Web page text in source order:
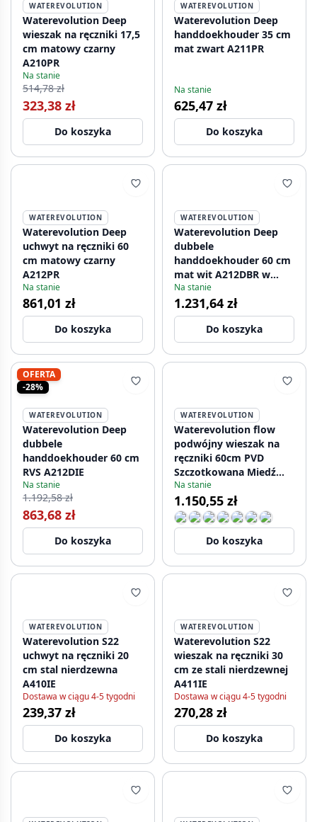
WATEREVOLUTION
Waterevolution Deep
wieszak na ręczniki 17,5
cm matowy czarny
A210PR
Na stanie
514,78 zł
323,38 zł
Do koszyka
WATEREVOLUTION
Waterevolution Deep
handdoekhouder 35 cm
mat zwart A211PR
Na stanie
625,47 zł
Do koszyka
WATEREVOLUTION
Waterevolution Deep
uchwyt na ręczniki 60
cm matowy czarny
A212PR
Na stanie
861,01 zł
Do koszyka
WATEREVOLUTION
Waterevolution Deep
dubbele
handdoekhouder 60 cm
mat wit A212DBR w
tłumaczeniu na język
polski to:
Waterevolution Deep
podwójny uchwyt na
ręczniki 60 cm matowy
biały A212DBR
Na stanie
1.231,64 zł
Do koszyka
OFERTA
-28%
WATEREVOLUTION
Waterevolution Deep
dubbele
handdoekhouder 60 cm
RVS A212DIE
Na stanie
1.192,58 zł
863,68 zł
Do koszyka
WATEREVOLUTION
Waterevolution flow
podwójny wieszak na
ręczniki 60cm PVD
Szczotkowana Miedź
A112DCPE
Na stanie
1.150,55 zł
Do koszyka
WATEREVOLUTION
Waterevolution S22
uchwyt na ręczniki 20
cm stal nierdzewna
A410IE
Dostawa w ciągu 4-5 tygodni
239,37 zł
Do koszyka
WATEREVOLUTION
Waterevolution S22
wieszak na ręczniki 30
cm ze stali nierdzewnej
A411IE
Dostawa w ciągu 4-5 tygodni
270,28 zł
Do koszyka